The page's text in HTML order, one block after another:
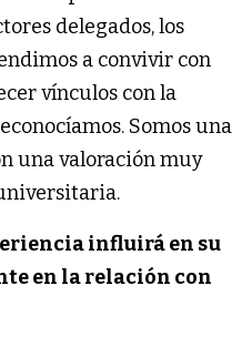
delegados, los
a convivir con
vínculos con la
Somos una
una valoración muy
influirá en su
en la relación con